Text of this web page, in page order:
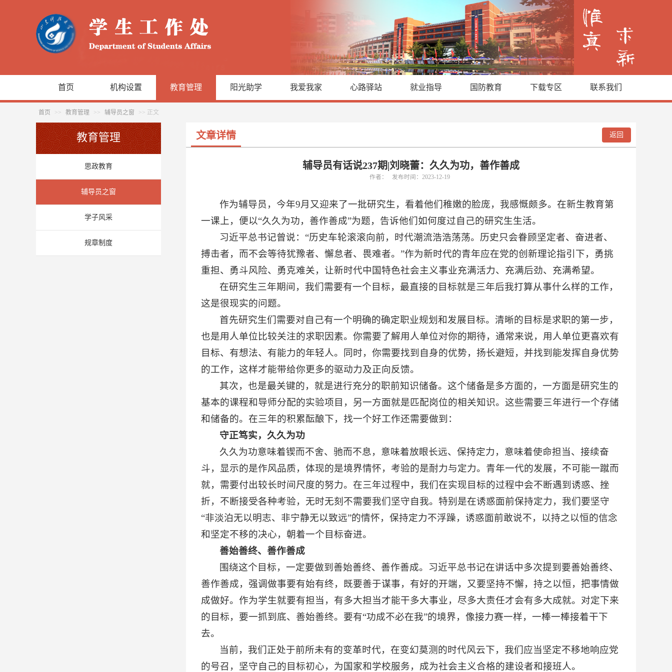
首页 机构设置 教育管理 阳光助学 我爱我家 心路驿站 就业指导 国防教育 下载专区 联系我们
首页 >> 教育管理 >> 辅导员之窗 >> 正文
教育管理
思政教育
辅导员之窗
学子风采
规章制度
文章详情 返回
辅导员有话说237期|刘晓蕾：久久为功，善作善成
作者： 发布时间：2023-12-19
作为辅导员，今年9月又迎来了一批研究生，看着他们稚嫩的脸庞，我感慨颇多。在新生教育第
一课上，便以“久久为功，善作善成”为题，告诉他们如何度过自己的研究生生活。
习近平总书记曾说：“历史车轮滚滚向前，时代潮流浩浩荡荡。历史只会眷顾坚定者、奋进者、
搏击者，而不会等待犹豫者、懈怠者、畏难者。”作为新时代的青年应在党的创新理论指引下，勇挑
重担、勇斗风险、勇克难关，让新时代中国特色社会主义事业充满活力、充满后劲、充满希望。
在研究生三年期间，我们需要有一个目标，最直接的目标就是三年后我打算从事什么样的工作，
这是很现实的问题。
首先研究生们需要对自己有一个明确的确定职业规划和发展目标。清晰的目标是求职的第一步，
也是用人单位比较关注的求职因素。你需要了解用人单位对你的期待，通常来说，用人单位更喜欢有
目标、有想法、有能力的年轻人。同时，你需要找到自身的优势，扬长避短，并找到能发挥自身优势
的工作，这样才能带给你更多的驱动力及正向反馈。
其次，也是最关键的，就是进行充分的职前知识储备。这个储备是多方面的，一方面是研究生的
基本的课程和导师分配的实验项目，另一方面就是匹配岗位的相关知识。这些需要三年进行一个存储
和储备的。在三年的积累酝酿下，找一个好工作还需要做到：
守正笃实，久久为功
久久为功意味着锲而不舍、驰而不息，意味着放眼长远、保持定力，意味着使命担当、接续奋
斗，显示的是作风品质，体现的是境界情怀，考验的是耐力与定力。青年一代的发展，不可能一蹴而
就，需要付出较长时间尺度的努力。在三年过程中，我们在实现目标的过程中会不断遇到诱惑、挫
折，不断接受各种考验，无时无刻不需要我们坚守自我。特别是在诱惑面前保持定力，我们要坚守
“非淡泊无以明志、非宁静无以致远”的情怀，保持定力不浮躁，诱惑面前敢说不，以持之以恒的信念
和坚定不移的决心，朝着一个目标奋进。
善始善终、善作善成
围绕这个目标，一定要做到善始善终、善作善成。习近平总书记在讲话中多次提到要善始善终、
善作善成，强调做事要有始有终，既要善于谋事，有好的开端，又要坚持不懈，持之以恒，把事情做
成做好。作为学生就要有担当，有多大担当才能干多大事业，尽多大责任才会有多大成就。对定下来
的目标，要一抓到底、善始善终。要有“功成不必在我”的境界，像接力赛一样，一棒一棒接着干下
去。
当前，我们正处于前所未有的变革时代，在变幻莫测的时代风云下，我们应当坚定不移地响应党
的号召，坚守自己的目标初心，为国家和学校服务，成为社会主义合格的建设者和接班人。